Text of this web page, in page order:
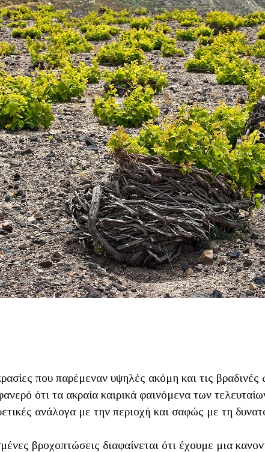
που παρέμεναν υψηλές ακόμη και τις
ότι τα ακραία καιρικά φαινόμενα των
ανάλογα με την περιοχή και σαφώς με τη
βροχοπτώσεις διαφαίνεται ότι έχουμε μια